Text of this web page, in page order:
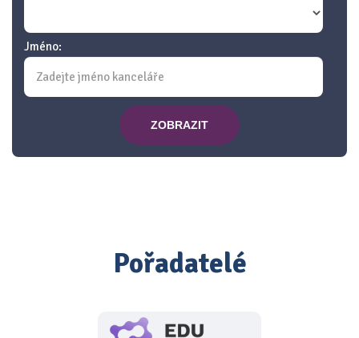
Jméno:
ZOBRAZIT
Pořadatelé